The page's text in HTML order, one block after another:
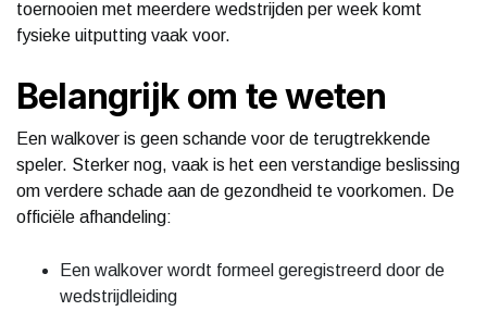
toernooien met meerdere wedstrijden per week komt
fysieke uitputting vaak voor.
Belangrijk om te weten
Een walkover is geen schande voor de terugtrekkende
speler. Sterker nog, vaak is het een verstandige beslissing
om verdere schade aan de gezondheid te voorkomen. De
officiële afhandeling:
Een walkover wordt formeel geregistreerd door de
wedstrijdleiding